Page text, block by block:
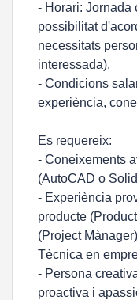
- Horari: Jornada
possibilitat
necessitats
interessada).
- Condicions
experiència,
Es requereix:
- Coneixements
(AutoCAD o
- Experiència
producte
(Project
Tècnica en
- Persona
proactiva i